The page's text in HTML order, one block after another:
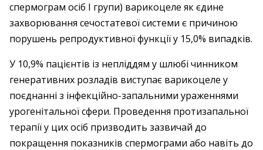
спермограм осіб І групи) варикоцеле як єдине
захворювання сечостатевої системи є причиною
порушень репродуктивної функції у 15,0% випадків.
У 10,9% пацієнтів із непліддям у шлюбі чинником
генеративних розладів виступає варикоцеле у
поєднанні з інфек­ційно-запальними ураженнями
урогенітальної сфери. Проведення протизапальної
терапії у цих осіб призводить зазвичай до
покращення показників спермограми або навіть до